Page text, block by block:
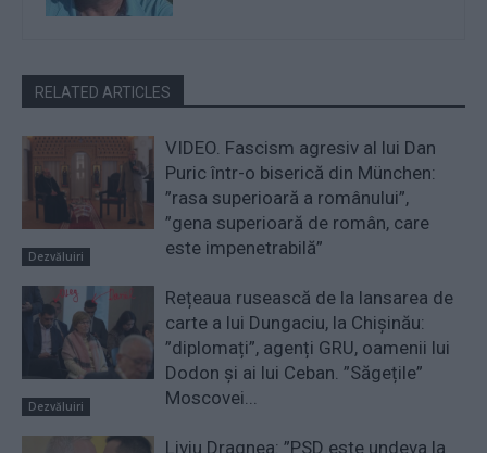
RELATED ARTICLES
Dezvăluiri
VIDEO. Fascism agresiv al lui Dan
Puric într-o biserică din München:
”rasa superioară a românului”,
”gena superioară de român, care
este impenetrabilă”
Dezvăluiri
Rețeaua rusească de la lansarea de
carte a lui Dungaciu, la Chișinău:
”diplomați”, agenți GRU, oamenii lui
Dodon și ai lui Ceban. ”Săgețile”
Moscovei...
Liviu Dragnea: ”PSD este undeva la